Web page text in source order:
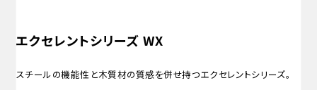
エクセレントシリーズ WX
スチールの機能性と木質材の質感を併せ持つエクセレントシリーズ。